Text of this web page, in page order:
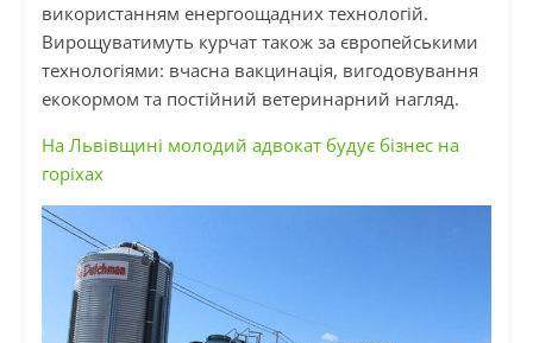
використанням енергоощадних технологій.
Вирощуватимуть курчат також за європейськими
технологіями: вчасна вакцинація, вигодовування
екокормом та постійний ветеринарний нагляд.
На Львівщині молодий адвокат будує бізнес на
горіхах